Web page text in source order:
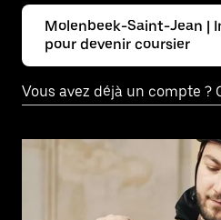
Molenbeek-Saint-Jean |
pour devenir coursier
Vous avez déjà un compte ?